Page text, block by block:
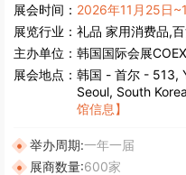
展会时间： 2026年11月25日
展览行业： 礼品 家用消费品,
主办单位： 韩国国际会展COEX
展会地点： 韩国 - 首尔 - 513,
Seoul, South
馆信息】
举办周期:一年一届
展商数量:600家